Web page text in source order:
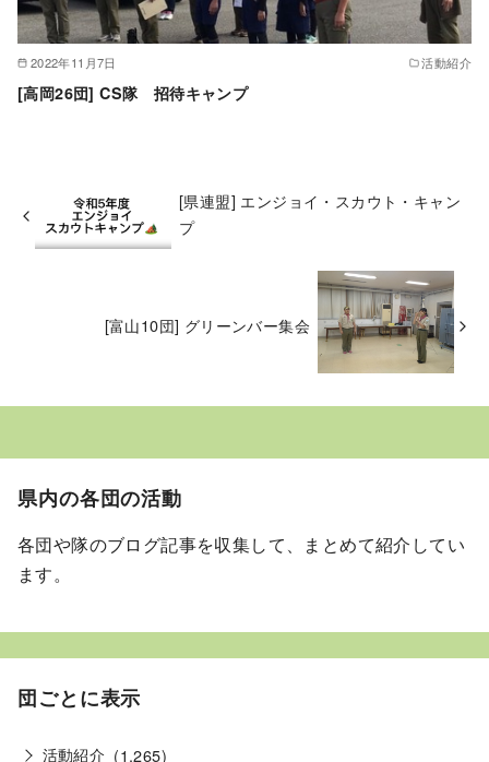
2022年11月7日 活動紹介
[高岡26団] CS隊 招待キャンプ
[県連盟] エンジョイ・スカウト・キャン
プ
[富山10団] グリーンバー集会
県内の各団の活動
各団や隊のブログ記事を収集して、まとめて紹介してい
ます。
団ごとに表示
活動紹介 (1,265)